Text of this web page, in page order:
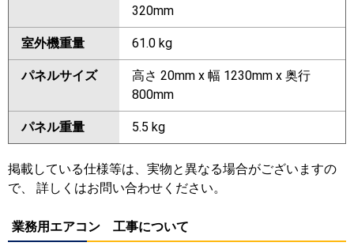
320mm
室外機重量 61.0 kg
パネルサイズ
高さ 20mm x 幅 1230mm x 奥行
800mm
パネル重量 5.5 kg
掲載している仕様等は、実物と異なる場合がございますの
で、 詳しくはお問い合わせください。
業務用エアコン 工事について